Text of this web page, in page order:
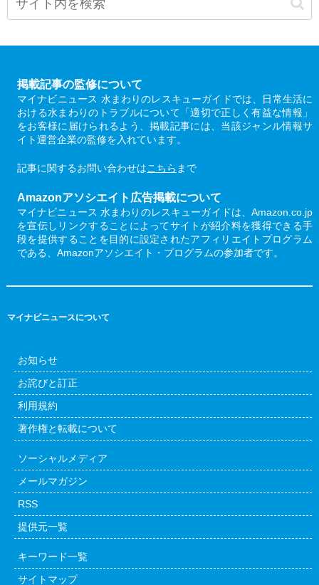
掲載記事の監修について
マイナビニュース 水まわりのレスキューガイドでは、日常生活に
おける水まわりのトラブルについて「適切で正しく有益な情報」
をお客様に届けられるよう、掲載記事には、当該ジャンル情報サ
イト運営企業の監修を入れています。
記事に関するお問い合わせはこちら まで
Amazonアソシエイト広告掲載について
マイナビニュース 水まわりのレスキューガイドは、Amazon.co.jp
を宣伝しリンクすることによってサイトが紹介料を獲得できる手
段を提供することを目的に設定されたアフィリエイトプログラム
である、Amazonアソシエイト・プログラムの参加者です。
マイナビニュースについて
お知らせ
お詫びと訂正
利用規約
著作権と転載について
ソーシャルメディア
メールマガジン
RSS
提供元一覧
キーワード一覧
サイトマップ